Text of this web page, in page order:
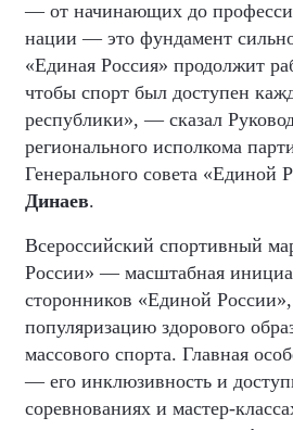
— от начинающих до
нации — это фундамент
«Единая Россия» продолжит
чтобы спорт был доступен
республики», — сказал
регионального исполкома
Генерального совета «Единой
Динаев.
Всероссийский спортивный
России» — масштабная
сторонников «Единой
популяризацию здорового
массового спорта. Главная
— его инклюзивность и
соревнованиях и мастер-